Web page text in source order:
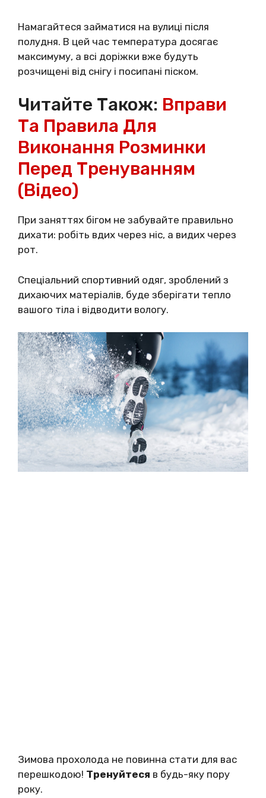
Намагайтеся займатися на вулиці після
полудня. В цей час температура досягає
максимуму, а всі доріжки вже будуть
розчищені від снігу і посипані піском.
Читайте Також: Вправи
Та Правила Для
Виконання Розминки
Перед Тренуванням
(відео)
При заняттях бігом не забувайте правильно
дихати: робіть вдих через ніс, а видих через
рот.
Спеціальний спортивний одяг, зроблений з
дихаючих матеріалів, буде зберігати тепло
вашого тіла і відводити вологу.
Зимова прохолода не повинна стати для вас
перешкодою! Тренуйтеся в будь-яку пору
року.